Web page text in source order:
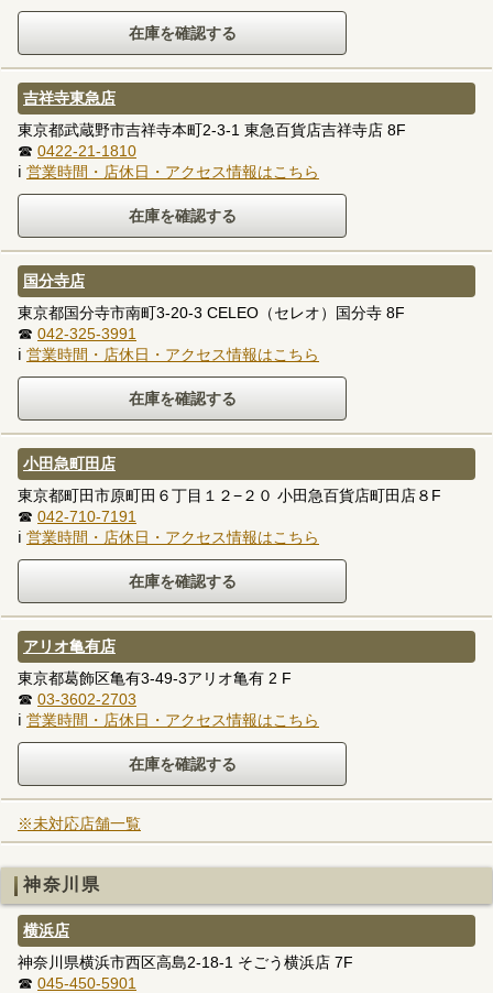
吉祥寺東急店
東京都武蔵野市吉祥寺本町2-3-1 東急百貨店吉祥寺店 8F
☎ 0422-21-1810
ℹ 営業時間・店休日・アクセス情報はこちら
国分寺店
東京都国分寺市南町3-20-3 CELEO（セレオ）国分寺 8F
☎ 042-325-3991
ℹ 営業時間・店休日・アクセス情報はこちら
小田急町田店
東京都町田市原町田６丁目１２−２０ 小田急百貨店町田店８F
☎ 042-710-7191
ℹ 営業時間・店休日・アクセス情報はこちら
アリオ亀有店
東京都葛飾区亀有3-49-3アリオ亀有 2 F
☎ 03-3602-2703
ℹ 営業時間・店休日・アクセス情報はこちら
※未対応店舗一覧
神奈川県
横浜店
神奈川県横浜市西区高島2-18-1 そごう横浜店 7F
☎ 045-450-5901